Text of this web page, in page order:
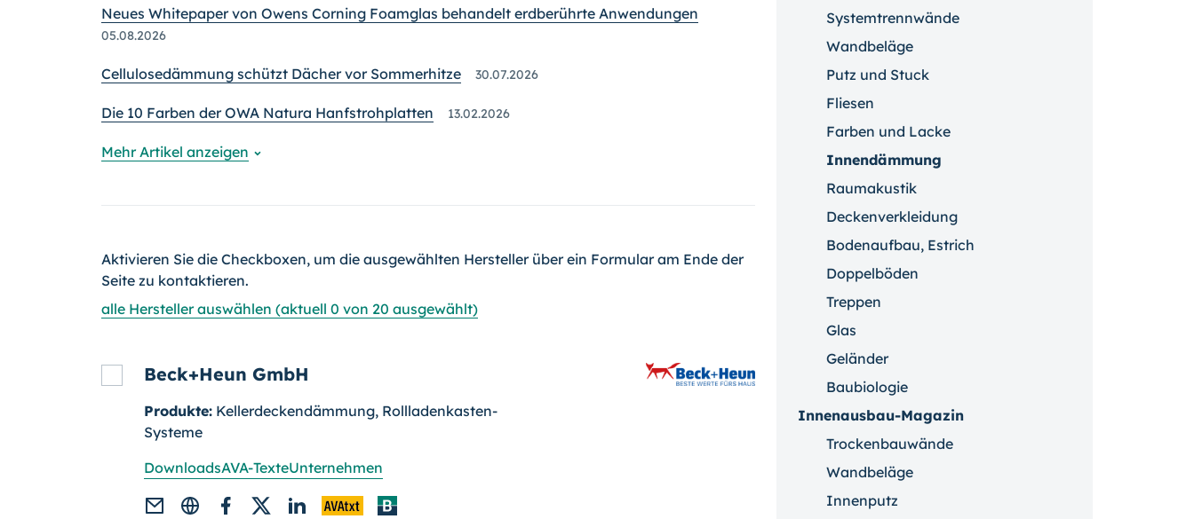
Neues Whitepaper von Owens Corning Foamglas behandelt erdberührte Anwendungen
05.08.2026
Cellulosedämmung schützt Dächer vor Sommerhitze 30.07.2026
Die 10 Farben der OWA Natura Hanfstrohplatten 13.02.2026
Mehr Artikel anzeigen
Aktivieren Sie die Checkboxen, um die ausgewählten Hersteller über ein Formular am Ende der
Seite zu kontaktieren.
alle Hersteller auswählen (aktuell 0 von 20 ausgewählt)
Beck+Heun GmbH
Produkte: Kellerdeckendämmung, Rollladenkasten-
Systeme
DownloadsAVA-TexteUnternehmen
Systemtrennwände
Wandbeläge
Putz und Stuck
Fliesen
Farben und Lacke
Innendämmung
Raumakustik
Deckenverkleidung
Bodenaufbau, Estrich
Doppelböden
Treppen
Glas
Geländer
Baubiologie
Innenausbau-Magazin
Trockenbauwände
Wandbeläge
Innenputz